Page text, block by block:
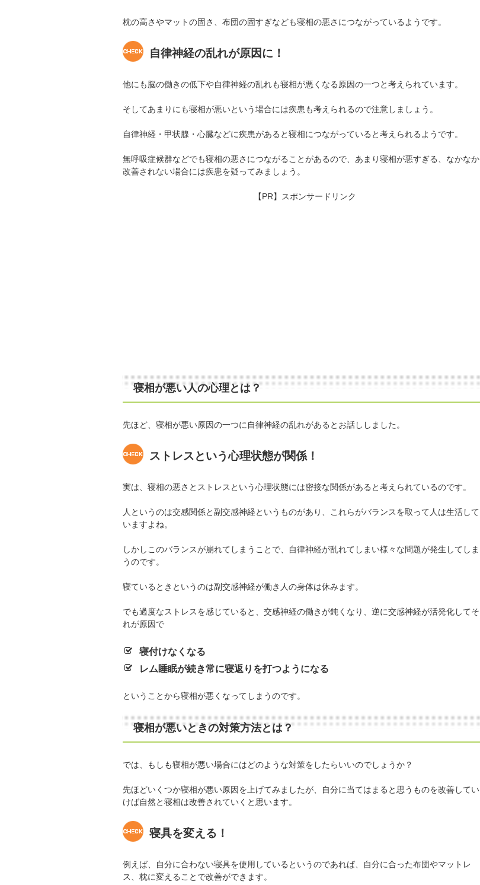
枕の高さやマットの固さ、布団の固すぎなども寝相の悪さにつながっているようです。
自律神経の乱れが原因に！
他にも脳の働きの低下や自律神経の乱れも寝相が悪くなる原因の一つと考えられています。
そしてあまりにも寝相が悪いという場合には疾患も考えられるので注意しましょう。
自律神経・甲状腺・心臓などに疾患があると寝相につながっていると考えられるようです。
無呼吸症候群などでも寝相の悪さにつながることがあるので、あまり寝相が悪すぎる、なかなか
改善されない場合には疾患を疑ってみましょう。
【PR】スポンサードリンク
寝相が悪い人の心理とは？
先ほど、寝相が悪い原因の一つに自律神経の乱れがあるとお話ししました。
ストレスという心理状態が関係！
実は、寝相の悪さとストレスという心理状態には密接な関係があると考えられているのです。
人というのは交感関係と副交感神経というものがあり、これらがバランスを取って人は生活して
いますよね。
しかしこのバランスが崩れてしまうことで、自律神経が乱れてしまい様々な問題が発生してしま
うのです。
寝ているときというのは副交感神経が働き人の身体は休みます。
でも過度なストレスを感じていると、交感神経の働きが鈍くなり、逆に交感神経が活発化してそ
れが原因で
寝付けなくなる
レム睡眠が続き常に寝返りを打つようになる
ということから寝相が悪くなってしまうのです。
寝相が悪いときの対策方法とは？
では、もしも寝相が悪い場合にはどのような対策をしたらいいのでしょうか？
先ほどいくつか寝相が悪い原因を上げてみましたが、自分に当てはまると思うものを改善してい
けば自然と寝相は改善されていくと思います。
寝具を変える！
例えば、自分に合わない寝具を使用しているというのであれば、自分に合った布団やマットレ
ス、枕に変えることで改善ができます。